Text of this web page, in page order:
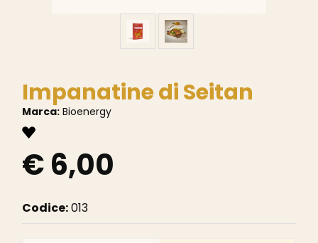
Impanatine di Seitan
Marca: Bioenergy
€ 6,00
Codice:013